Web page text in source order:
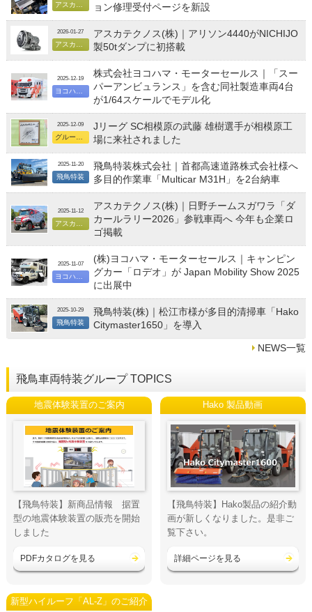
ョン修理受付ページを新設
2026-01-27
アスカテクノス(株)｜アリソン4440がNICHIJO
製50tダンプに初搭載
2025-12-19
株式会社ヨコハマ・モーターセールス｜「スー
パーアンビュランス」を含む同社製造車両4台
が1/64スケールでモデル化
2025-12-09
Jリーグ SC相模原の武藤 雄樹選手が相模原工
場に来社されました
2025-11-20
飛鳥特装
飛鳥特装株式会社｜首都高速道路株式会社様へ
多目的作業車「Multicar M31H」を2台納車
2025-11-12
アスカテクノス(株)｜日野チームスガワラ「ダ
カールラリー2026」参戦車両へ 今年も企業ロ
ゴ掲載
2025-11-07
(株)ヨコハマ・モーターセールス｜キャンピン
グカー「ロデオ」が Japan Mobility Show 2025
に出展中
2025-10-29
飛鳥特装
飛鳥特装(株)｜松江市様が多目的清掃車「Hako
Citymaster1650」を導入
NEWS一覧
飛鳥車両特装グループ TOPICS
地震体験装置のご案内
【飛鳥特装】新商品情報 据置
型の地震体験装置の販売を開始
しました
PDFカタログを見る
Hako 製品動画
【飛鳥特装】Hako製品の紹介動
画が新しくなりました。是非ご
覧下さい。
詳細ページを見る
新型ハイルーフ「AL-Z」のご紹介